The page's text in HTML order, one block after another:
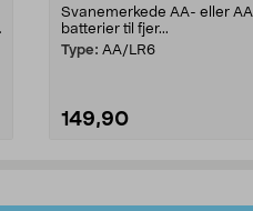
Svanemerkede AA- eller
batterier til fjer...
Type: AA/LR6
149,90